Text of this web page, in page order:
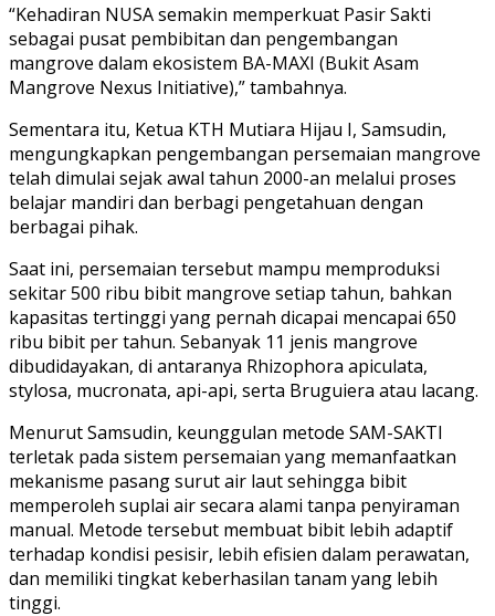
“Kehadiran NUSA semakin memperkuat Pasir Sakti
sebagai pusat pembibitan dan pengembangan
mangrove dalam ekosistem BA-MAXI (Bukit Asam
Mangrove Nexus Initiative),” tambahnya.
Sementara itu, Ketua KTH Mutiara Hijau I, Samsudin,
mengungkapkan pengembangan persemaian mangrove
telah dimulai sejak awal tahun 2000-an melalui proses
belajar mandiri dan berbagi pengetahuan dengan
berbagai pihak.
Saat ini, persemaian tersebut mampu memproduksi
sekitar 500 ribu bibit mangrove setiap tahun, bahkan
kapasitas tertinggi yang pernah dicapai mencapai 650
ribu bibit per tahun. Sebanyak 11 jenis mangrove
dibudidayakan, di antaranya Rhizophora apiculata,
stylosa, mucronata, api-api, serta Bruguiera atau lacang.
Menurut Samsudin, keunggulan metode SAM-SAKTI
terletak pada sistem persemaian yang memanfaatkan
mekanisme pasang surut air laut sehingga bibit
memperoleh suplai air secara alami tanpa penyiraman
manual. Metode tersebut membuat bibit lebih adaptif
terhadap kondisi pesisir, lebih efisien dalam perawatan,
dan memiliki tingkat keberhasilan tanam yang lebih
tinggi.